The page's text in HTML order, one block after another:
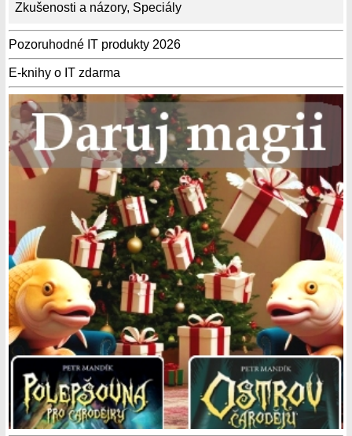
Zkušenosti a názory, Speciály
Pozoruhodné IT produkty 2026
E-knihy o IT zdarma